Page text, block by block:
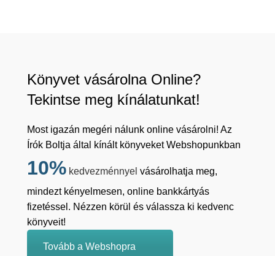
Könyvet vásárolna Online?
Tekintse meg kínálatunkat!
Most igazán megéri nálunk online vásárolni! Az
Írók Boltja által kínált könyveket Webshopunkban
10% kedvezménnyel vásárolhatja meg,
mindezt kényelmesen, online bankkártyás
fizetéssel. Nézzen körül és válassza ki kedvenc
könyveit!
Tovább a Webshopra